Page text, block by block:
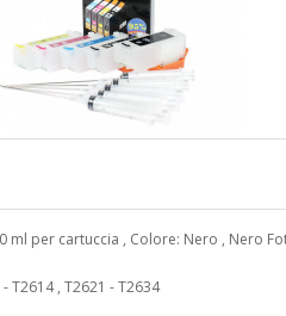
per cartuccia , Colore: Nero , Nero
T2614 , T2621 - T2634